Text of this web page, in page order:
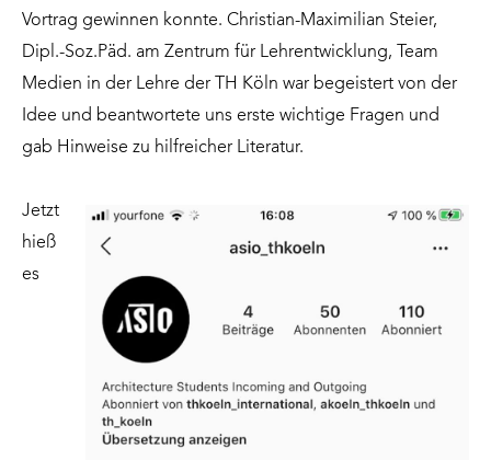
Vortrag gewinnen konnte. Christian-Maximilian Steier,
Dipl.-Soz.Päd. am Zentrum für Lehrentwicklung, Team
Medien in der Lehre der TH Köln war begeistert von der
Idee und beantwortete uns erste wichtige Fragen und
gab Hinweise zu hilfreicher Literatur.
Jetzt
hieß
es